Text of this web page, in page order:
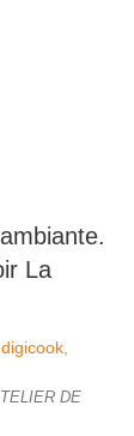
La
DE